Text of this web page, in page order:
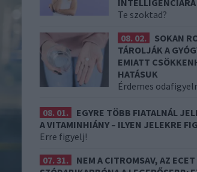
Te szoktad?
08. 02.
SOKAN
TÁROLJÁK A
EMIATT
HATÁSUK
Érdemes
08. 01.
EGYRE TÖBB FIATALNÁL
A VITAMINHIÁNY – ILYEN JELEKRE
Erre figyelj!
07. 31.
NEM A CITROMSAV, AZ ECET